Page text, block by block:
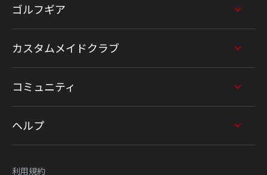
ゴルフギア
カスタムメイドクラブ
コミュニティ
ヘルプ
利用規約